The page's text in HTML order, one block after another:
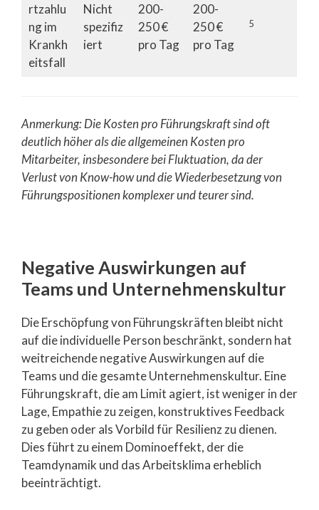
rtzahlu
ng im
Krankh
eitsfall
Nicht
spezifiz
iert
200-
250 €
pro Tag
200-
250 €
pro Tag
5
Anmerkung: Die Kosten pro Führungskraft sind oft
deutlich höher als die allgemeinen Kosten pro
Mitarbeiter, insbesondere bei Fluktuation, da der
Verlust von Know-how und die Wiederbesetzung von
Führungspositionen komplexer und teurer sind.
Negative Auswirkungen auf
Teams und Unternehmenskultur
Die Erschöpfung von Führungskräften bleibt nicht
auf die individuelle Person beschränkt, sondern hat
weitreichende negative Auswirkungen auf die
Teams und die gesamte Unternehmenskultur. Eine
Führungskraft, die am Limit agiert, ist weniger in der
Lage, Empathie zu zeigen, konstruktives Feedback
zu geben oder als Vorbild für Resilienz zu dienen.
Dies führt zu einem Dominoeffekt, der die
Teamdynamik und das Arbeitsklima erheblich
beeinträchtigt.